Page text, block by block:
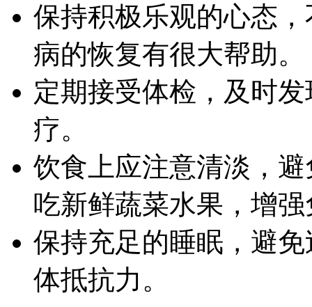
保持积极乐观的心态
病的恢复有很大帮助。
定期接受体检，及时
疗。
饮食上应注意清淡，
吃新鲜蔬菜水果，增
保持充足的睡眠，避
体抵抗力。